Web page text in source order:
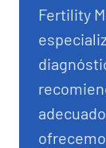
Fertility